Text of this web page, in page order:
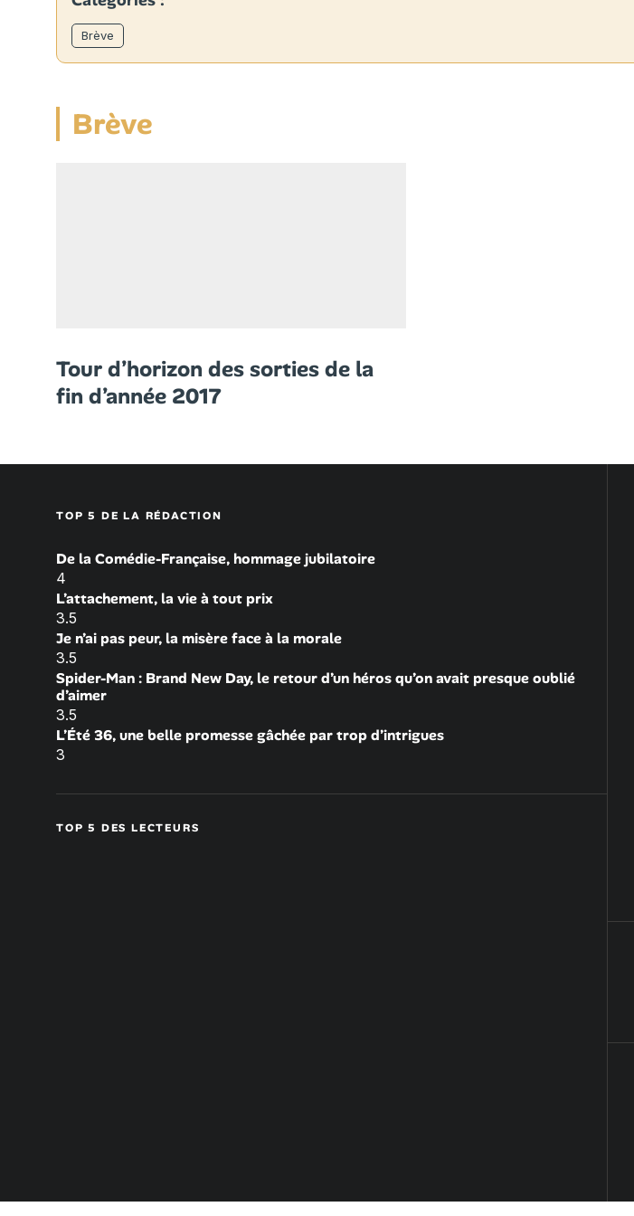
Brève
Brève
Tour d’horizon des sorties de la
fin d’année 2017
TOP 5 DE LA RÉDACTION
De la Comédie-Française, hommage jubilatoire
4
L’attachement, la vie à tout prix
3.5
Je n’ai pas peur, la misère face à la morale
3.5
Spider-Man : Brand New Day, le retour d’un héros qu’on avait presque oublié
d’aimer
3.5
L’Été 36, une belle promesse gâchée par trop d’intrigues
3
TOP 5 DES LECTEURS